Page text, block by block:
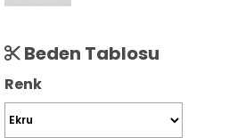
Beden Tablosu
Renk